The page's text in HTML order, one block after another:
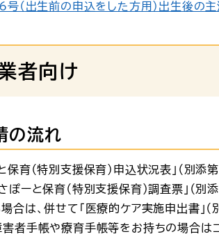
（出生前の申込をした方用）出生後の主
者向け
の流れ
と保育（特別支援保育）申込状況表」（別添
さぽーと保育（特別支援保育）調査票」（
合は、併せて「医療的ケア実施申出書」
者手帳や療育手帳等をお持ちの場合は